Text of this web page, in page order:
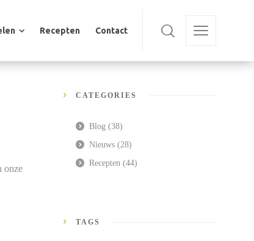
Recepten Contact
onze
CATEGORIES
Blog (38)
Nieuws (28)
Recepten (44)
TAGS